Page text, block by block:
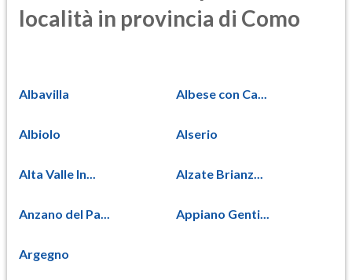
località in provincia di Como
Albavilla Albese con Ca...
Albiolo Alserio
Alta Valle In... Alzate Brianz...
Anzano del Pa... Appiano Genti...
Argegno